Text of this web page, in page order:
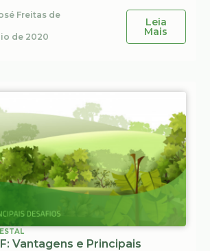
Freitas de
de 2020
Leia
Mais
Vantagens e Principais